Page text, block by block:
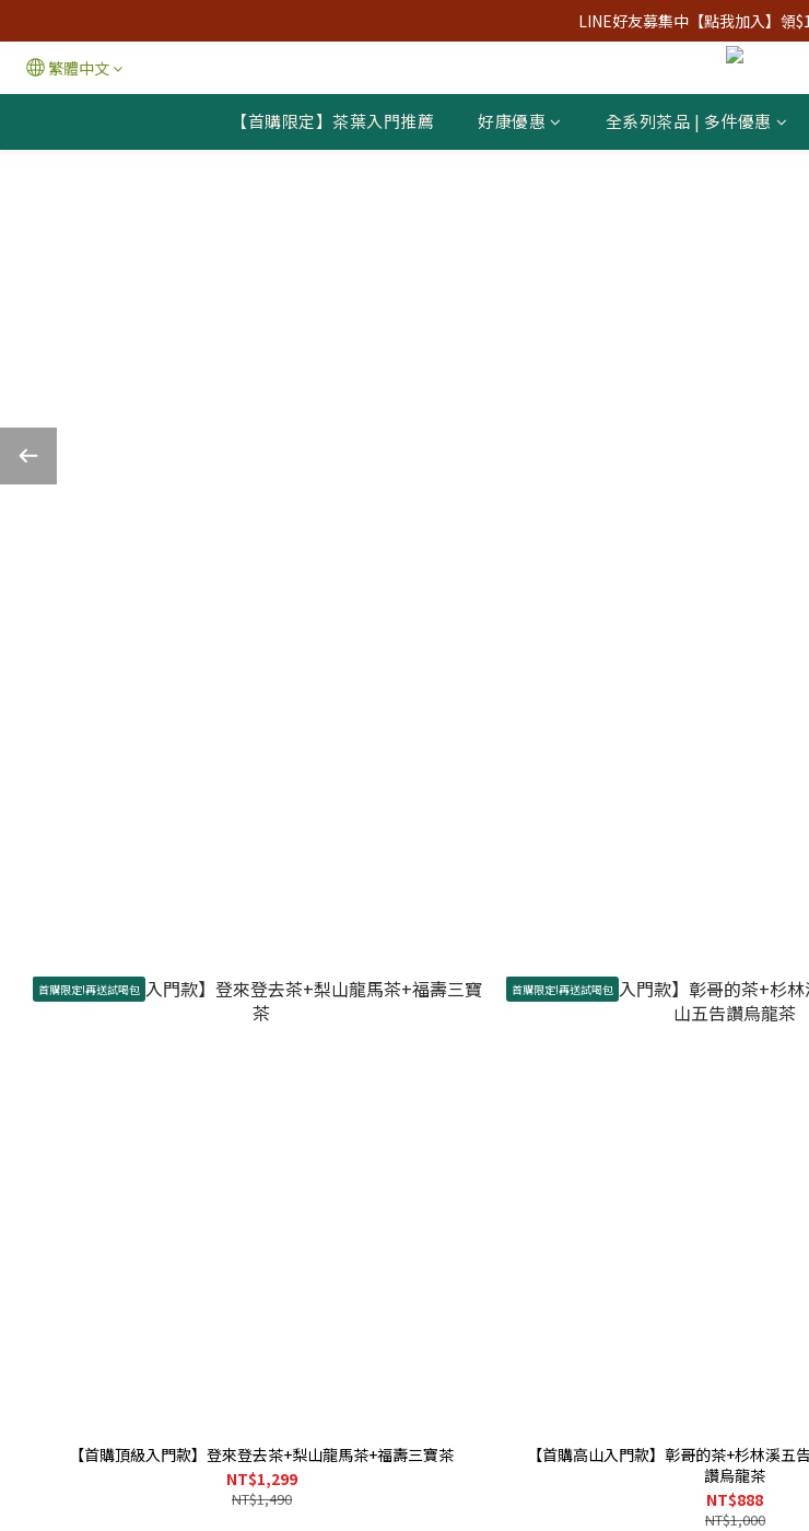
LINE好友募集中【點我加入】領
繁體中文
【首購限定】茶葉入門推薦 好康優惠 全系列茶品 | 多件優惠
首購限定!再送試喝包
【首購頂級入門款】登來登去茶+梨山龍馬茶+福壽三寶茶
NT$1,299
NT$1,490
首購限定!再送試喝包
【首購高山入門款】彰哥的茶+杉林溪五
讚烏龍茶
NT$888
NT$1,000